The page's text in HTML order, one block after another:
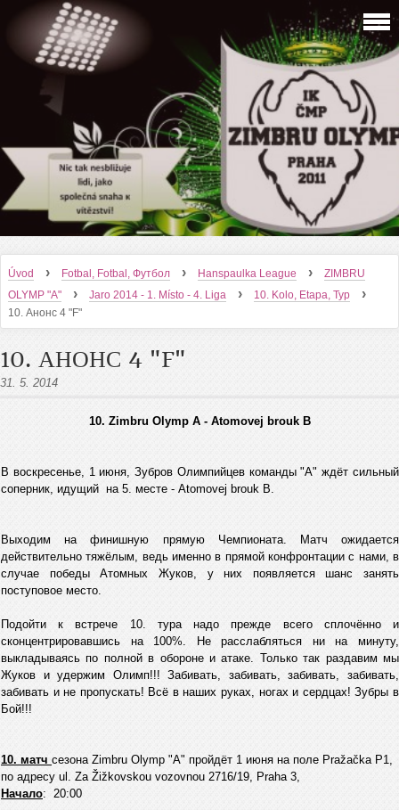
Úvod › Fotbal, Fotbal, Футбол › Hanspaulka League ›
ZIMBRU
OLYMP "A"
› Jaro 2014 - 1. Místo - 4. Liga › 10. Kolo, Etapa, Тур ›
10. Анонс 4 "F"
10. АНОНС 4 "F"
31. 5. 2014
10. Zimbru Olymp A - Atomovej brouk B
В воскресенье, 1 июня, Зубров Олимпийцев команды "А" ждёт сильный
соперник, идущий на 5. месте - Atomovej brouk B.
Выходим на финишную прямую Чемпионата. Матч ожидается
действительно тяжёлым, ведь именно в прямой конфронтации с нами, в
случае победы Атомных Жуков, у них появляется шанс занять
поступовое место.
Подойти к встрече 10. тура надо прежде всего сплочённо и
сконцентрировавшись на 100%. Не расслабляться ни на минуту,
выкладываясь по полной в обороне и атаке. Только так раздавим мы
Жуков и удержим Олимп!!! Забивать, забивать, забивать, забивать,
забивать и не пропускать! Всё в наших руках, ногах и сердцах! Зубры в
Бой!!!
10. матч сезона Zimbru Оlymp "А" пройдёт 1 июня на поле Pražačka P1,
по адресу ul. Za Žižkovskou vozovnou 2716/19, Praha 3,
Начало: 20:00